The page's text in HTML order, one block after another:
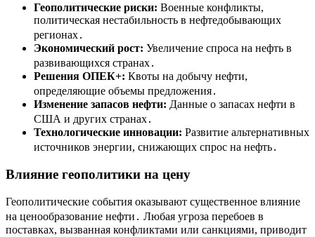
Геополитические риски: Военные конфликты,
политическая нестабильность в нефтедобывающих
регионах․
Экономический рост: Увеличение спроса на нефть в
развивающихся странах․
Решения ОПЕК+: Квоты на добычу нефти,
определяющие объемы предложения․
Изменение запасов нефти: Данные о запасах нефти в
США и других странах․
Технологические инновации: Развитие альтернативных
источников энергии, снижающих спрос на нефть․
Влияние геополитики на цену
Геополитические события оказывают существенное влияние
на ценообразование нефти․ Любая угроза перебоев в
поставках, вызванная конфликтами или санкциями, приводит